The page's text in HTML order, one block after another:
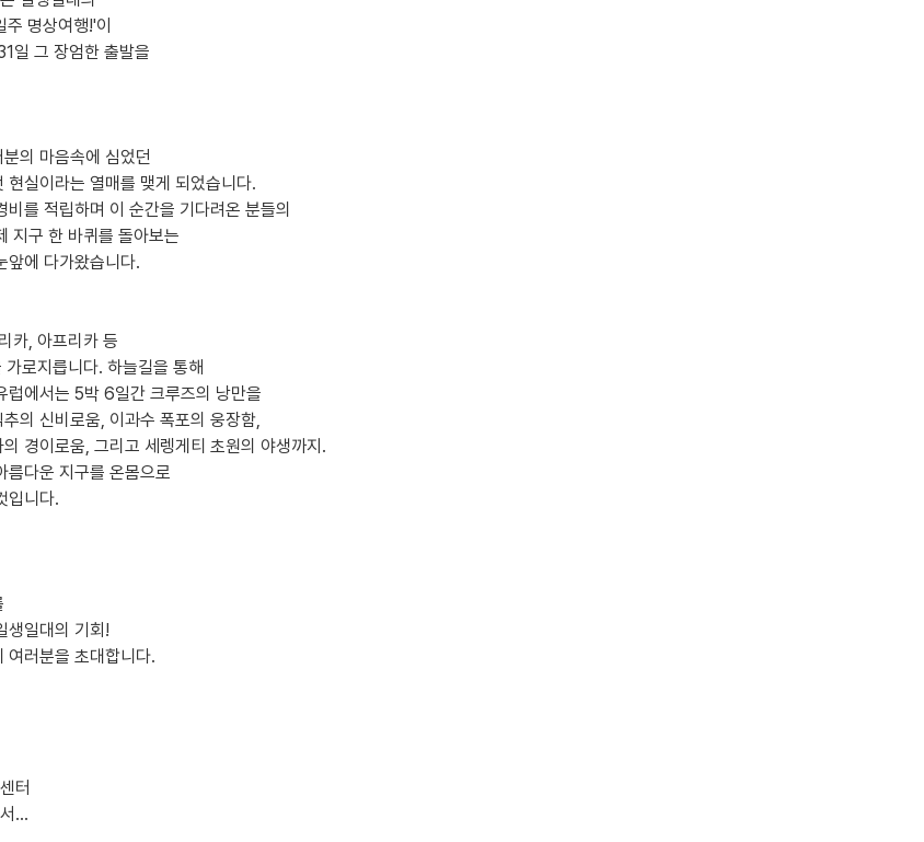
명상여행!'이
일 그 장엄한 출발을
의 마음속에 심었던
현실이라는 열매를 맺게 되었습니다.
비를 적립하며 이 순간을 기다려온 분들의
지구 한 바퀴를 돌아보는
앞에 다가왔습니다.
카, 아프리카 등
로지릅니다. 하늘길을 통해
럽에서는 5박 6일간 크루즈의 낭만을
의 신비로움, 이과수 폭포의 웅장함,
경이로움, 그리고 세렝게티 초원의 야생까지.
름다운 지구를 온몸으로
입니다.
생일대의 기회!
여러분을 초대합니다.
터
...